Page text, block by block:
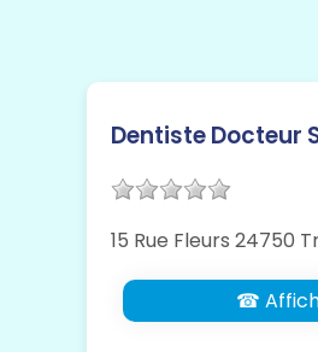
Dentiste Docteur
15 Rue Fleurs 24750
☎